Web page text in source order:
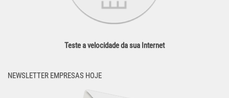
Teste a velocidade da sua Internet
NEWSLETTER EMPRESAS HOJE